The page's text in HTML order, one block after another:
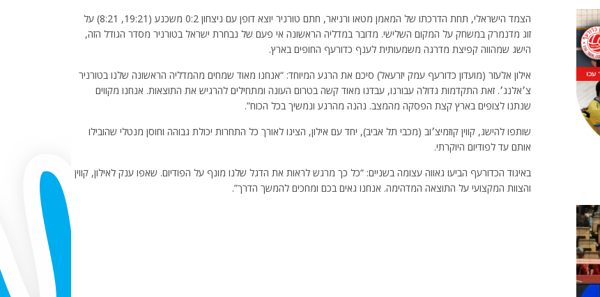
הצמד הישראלי, תחת הדרכתו של המאמן מטאו ורניאר, חתם טורניר יוצא דופן עם ניצחון 0:2 משכנע (19:21, 8:21) על
זוג מדנמרק במשחק על המקום השלישי. מדובר במדליה הראשונה אי פעם של נבחרת ישראל בטורניר מסדר הגודל הזה,
הישג שמהווה קפיצת מדרגה משמעותית לענף כדורעף החופים בארץ.
אילון אלעזר (מועדון כדורעף עמק יזרעאל) סיכם את הרגע המיוחד: “אנחנו מאוד שמחים מהמדליה הראשונה שלנו בטורניר
צ׳אלנג׳. זאת התקדמות גדולה עבורנו, עבדנו מאוד קשה בטרום העונה ומתחילים להרגיש את התוצאות. אנחנו מקווים
שנתנו לצופים בארץ קצת הפסקה מהמצב. נהנה מהרגע ונמשיך בכל הכוח”.
שותפו להישג, קווין קוזמיצ׳וב (מכבי תל אביב), יחד עם אילון, הציגו לאורך כל התחרות יכולת גבוהה וחוסן מנטלי שהובילו
אותם עד לפודיום היוקרתי.
באיגוד הכדורעף הביעו גאווה עצומה בשניים: “כל כך מרגש לראות את הדגל שלנו מונף על הפודיום. שאפו ענק לאילון, קווין
והצוות המקצועי על התוצאה המדהימה. אנחנו גאים בכם ומחכים להמשך הדרך”.